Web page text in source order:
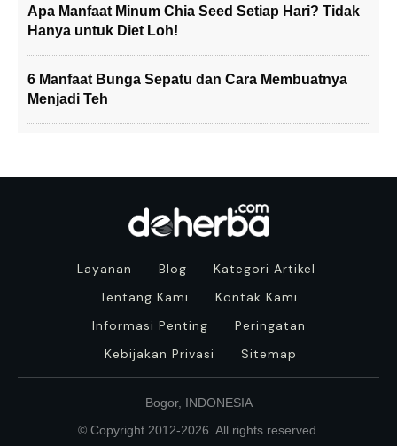
Apa Manfaat Minum Chia Seed Setiap Hari? Tidak
Hanya untuk Diet Loh!
6 Manfaat Bunga Sepatu dan Cara Membuatnya
Menjadi Teh
Layanan Blog
Kategori Artikel
Tentang Kami
Kontak Kami
Informasi Penting
Peringatan
Kebijakan Privasi
Sitemap
Bogor, INDONESIA
© Copyright 2012-2026. All rights reserved.